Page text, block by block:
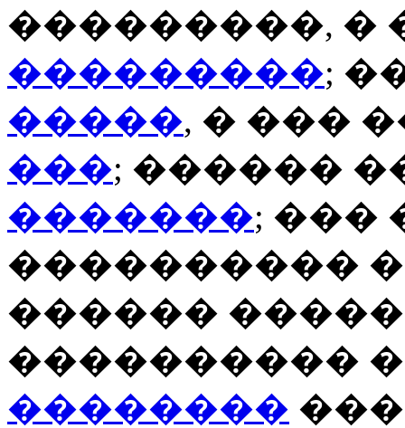
���������, �
���������;
�����, � ���
���; ������
�������; ���
����������
������
����������
��������